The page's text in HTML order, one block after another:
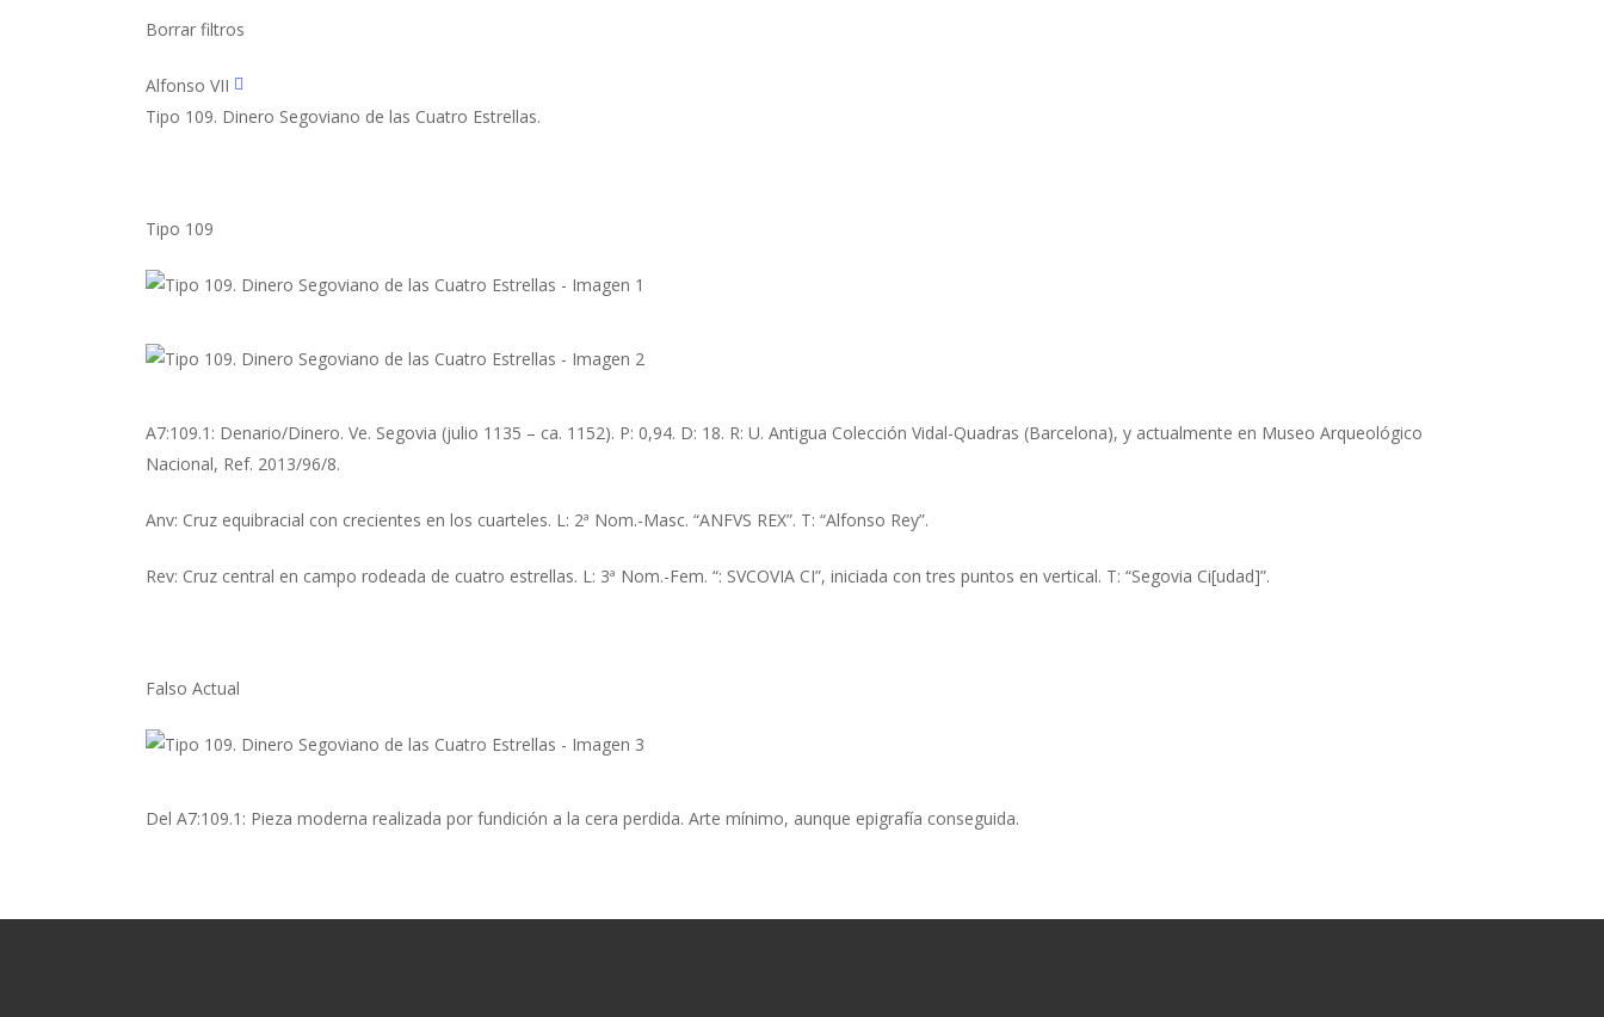
Borrar filtros
Alfonso VII
Tipo 109. Dinero Segoviano de las Cuatro Estrellas.
Tipo 109
A7:109.1: Denario/Dinero. Ve. Segovia (julio 1135 – ca. 1152). P: 0,94. D: 18. R: U. Antigua Colección Vidal-Quadras (Barcelona), y actualmente en Museo Arqueológico
Nacional, Ref. 2013/96/8.
Anv: Cruz equibracial con crecientes en los cuarteles. L: 2ª Nom.-Masc. “ANFVS REX”. T: “Alfonso Rey”.
Rev: Cruz central en campo rodeada de cuatro estrellas. L: 3ª Nom.-Fem. “: SVCOVIA CI”, iniciada con tres puntos en vertical. T: “Segovia Ci[udad]”.
Falso Actual
Del A7:109.1: Pieza moderna realizada por fundición a la cera perdida. Arte mínimo, aunque epigrafía conseguida.